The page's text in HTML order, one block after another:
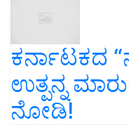
ಕರ್ನಾಟಕದ
ಉತ್ಪನ್ನ
ನೋಡಿ!